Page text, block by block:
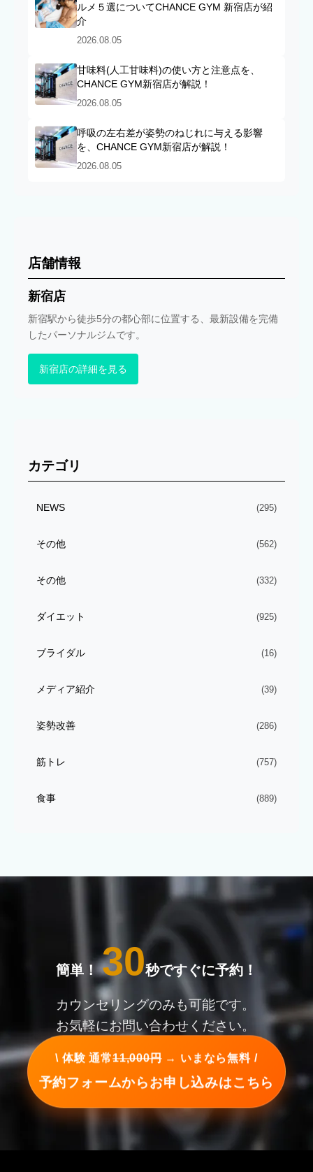
ルメ５選についてCHANCE GYM 新宿店が紹
介
2026.08.05
甘味料(人工甘味料)の使い方と注意点を、
CHANCE GYM新宿店が解説！
2026.08.05
呼吸の左右差が姿勢のねじれに与える影響
を、CHANCE GYM新宿店が解説！
2026.08.05
店舗情報
新宿店
新宿駅から徒歩5分の都心部に位置する、最新設備を完備
したパーソナルジムです。
新宿店の詳細を見る
カテゴリ
NEWS (295)
その他 (562)
その他 (332)
ダイエット (925)
ブライダル (16)
メディア紹介 (39)
姿勢改善 (286)
筋トレ (757)
食事 (889)
簡単！30秒ですぐに予約！
カウンセリングのみも可能です。
お気軽にお問い合わせください。
\ 体験 通常11,000円→ いまなら無料 /
予約フォームからお申し込みはこちら